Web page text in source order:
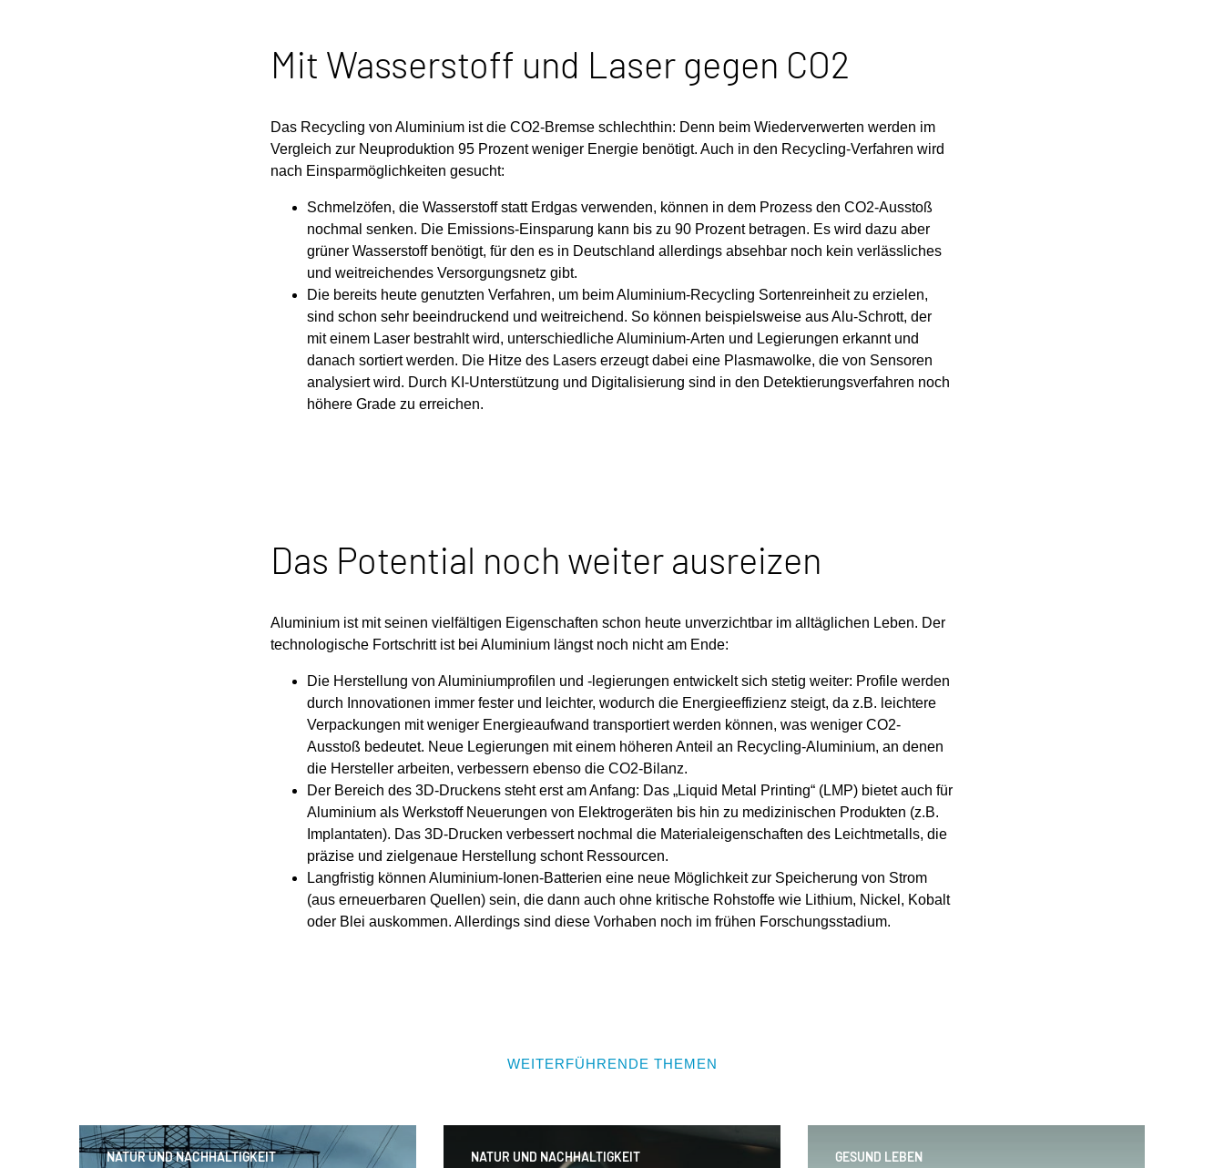
Mit Wasserstoff und Laser gegen CO2
Das Recycling von Aluminium ist die CO2-Bremse schlechthin: Denn beim Wiederverwerten werden im
Vergleich zur Neuproduktion 95 Prozent weniger Energie benötigt. Auch in den Recycling-Verfahren wird
nach Einsparmöglichkeiten gesucht:
Schmelzöfen, die Wasserstoff statt Erdgas verwenden, können in dem Prozess den CO2-Ausstoß
nochmal senken. Die Emissions-Einsparung kann bis zu 90 Prozent betragen. Es wird dazu aber
grüner Wasserstoff benötigt, für den es in Deutschland allerdings absehbar noch kein verlässliches
und weitreichendes Versorgungsnetz gibt.
Die bereits heute genutzten Verfahren, um beim Aluminium-Recycling Sortenreinheit zu erzielen,
sind schon sehr beeindruckend und weitreichend. So können beispielsweise aus Alu-Schrott, der
mit einem Laser bestrahlt wird, unterschiedliche Aluminium-Arten und Legierungen erkannt und
danach sortiert werden. Die Hitze des Lasers erzeugt dabei eine Plasmawolke, die von Sensoren
analysiert wird. Durch KI-Unterstützung und Digitalisierung sind in den Detektierungsverfahren noch
höhere Grade zu erreichen.
Das Potential noch weiter ausreizen
Aluminium ist mit seinen vielfältigen Eigenschaften schon heute unverzichtbar im alltäglichen Leben. Der
technologische Fortschritt ist bei Aluminium längst noch nicht am Ende:
Die Herstellung von Aluminiumprofilen und -legierungen entwickelt sich stetig weiter: Profile werden
durch Innovationen immer fester und leichter, wodurch die Energieeffizienz steigt, da z.B. leichtere
Verpackungen mit weniger Energieaufwand transportiert werden können, was weniger CO2-
Ausstoß bedeutet. Neue Legierungen mit einem höheren Anteil an Recycling-Aluminium, an denen
die Hersteller arbeiten, verbessern ebenso die CO2-Bilanz.
Der Bereich des 3D-Druckens steht erst am Anfang: Das „Liquid Metal Printing“ (LMP) bietet auch für
Aluminium als Werkstoff Neuerungen von Elektrogeräten bis hin zu medizinischen Produkten (z.B.
Implantaten). Das 3D-Drucken verbessert nochmal die Materialeigenschaften des Leichtmetalls, die
präzise und zielgenaue Herstellung schont Ressourcen.
Langfristig können Aluminium-Ionen-Batterien eine neue Möglichkeit zur Speicherung von Strom
(aus erneuerbaren Quellen) sein, die dann auch ohne kritische Rohstoffe wie Lithium, Nickel, Kobalt
oder Blei auskommen. Allerdings sind diese Vorhaben noch im frühen Forschungsstadium.
WEITERFÜHRENDE THEMEN
NATUR UND NACHHALTIGKEIT NATUR UND NACHHALTIGKEIT GESUND LEBEN